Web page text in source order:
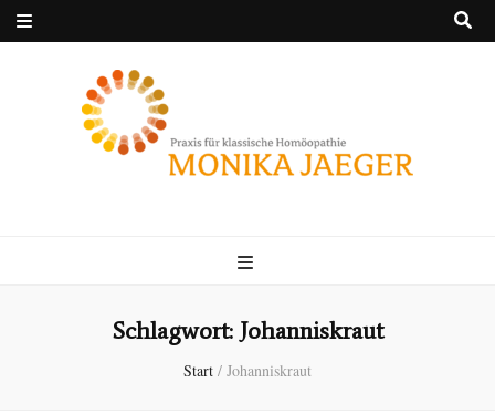
Homöopathie
MONIKA JAEGER
Schlagwort: Johanniskraut
Start / Johanniskraut